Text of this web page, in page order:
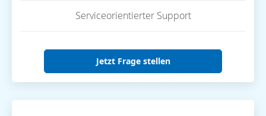
Serviceorientierter Support
Jetzt Frage stellen